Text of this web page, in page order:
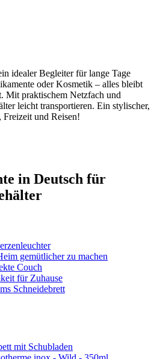
idealer Begleiter für lange Tage
oder Kosmetik – alles bleibt
Mit praktischem Netzfach und
leicht transportieren. Ein stylischer,
und Reisen!
in Deutsch für
gemütlicher zu machen
Couch
für Zuhause
Schneidebrett
mit Schubladen